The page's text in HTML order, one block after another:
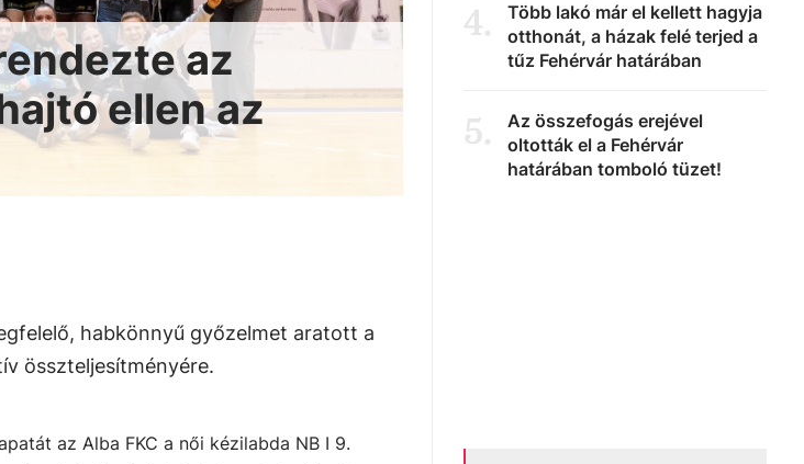
az
ellen az
habkönnyű győzelmet aratott a
összteljesítményére.
az Alba FKC a női kézilabda NB I 9.
4.
Több lakó már el kellett hagyja
otthonát, a házak felé terjed a
tűz Fehérvár határában
5.
Az összefogás erejével
oltották el a Fehérvár
határában tomboló tüzet!